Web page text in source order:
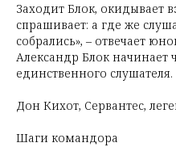
Заходит Блок, окидывает
спрашивает: а где же
собрались», – отвечает
Александр Блок начинает
единственного слушателя.
Дон Кихот, Сервантес,
Шаги командора